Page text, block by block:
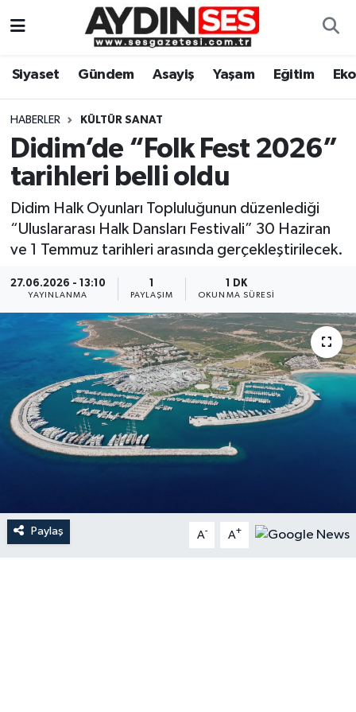
Siyaset Gündem Asayiş Yaşam Eğitim
HABERLER KÜLTÜR SANAT
Didim’de “Folk Fest 2026”
tarihleri belli oldu
Didim Halk Oyunları Topluluğunun düzenlediği
“Uluslararası Halk Dansları Festivali” 30 Haziran
ve 1 Temmuz tarihleri arasında gerçekleştirilecek.
27.06.2026 - 13:10
YAYINLANMA PAYLAŞIM
1 DK
OKUNMA SÜRESI
Paylaş A- A+
Gündem
Siyaset
Ekonomi
Yaşam
Kültür Sanat
Spor
Aydın Hava Durumu
Aydin Namaz Vakitleri
Aydın Trafik Yoğunluk Haritası
Süper Lig Puan Durumu ve Fikstür
Son Dakika Haberleri
Haber Arşivi